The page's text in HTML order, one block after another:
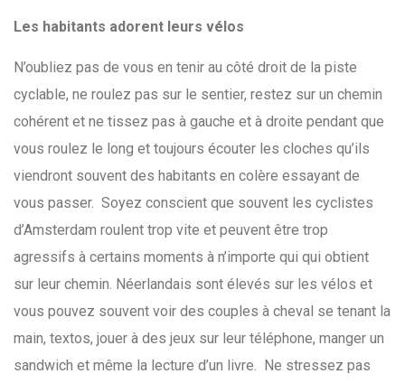
Les habitants adorent leurs vélos
N’oubliez pas de vous en tenir au côté droit de la piste
cyclable, ne roulez pas sur le sentier, restez sur un chemin
cohérent et ne tissez pas à gauche et à droite pendant que
vous roulez le long et toujours écouter les cloches qu’ils
viendront souvent des habitants en colère essayant de
vous passer. Soyez conscient que souvent les cyclistes
d’Amsterdam roulent trop vite et peuvent être trop
agressifs à certains moments à n’importe qui qui obtient
sur leur chemin. Néerlandais sont élevés sur les vélos et
vous pouvez souvent voir des couples à cheval se tenant la
main, textos, jouer à des jeux sur leur téléphone, manger un
sandwich et même la lecture d’un livre. Ne stressez pas